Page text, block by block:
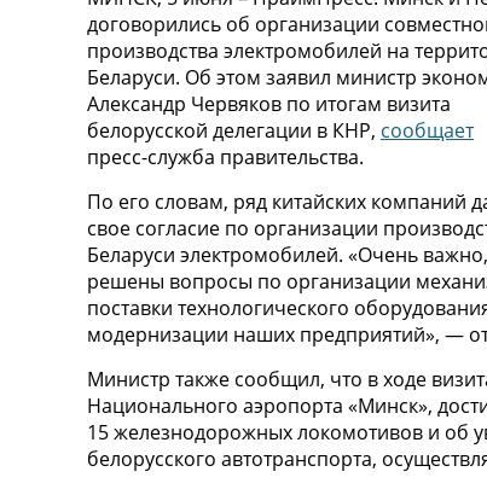
договорились об организации
производства электромобилей на
Беларуси. Об этом заявил министр
Александр Червяков по итогам визита
белорусской делегации в КНР, сообщает
пресс-служба правительства.
По его словам, ряд китайских компаний
свое согласие по организации
Беларуси электромобилей. «Очень
решены вопросы по организации
поставки технологического
модернизации наших предприятий», —
Министр также сообщил, что в ходе
Национального аэропорта «Минск»,
15 железнодорожных локомотивов и об
белорусского автотранспорта,